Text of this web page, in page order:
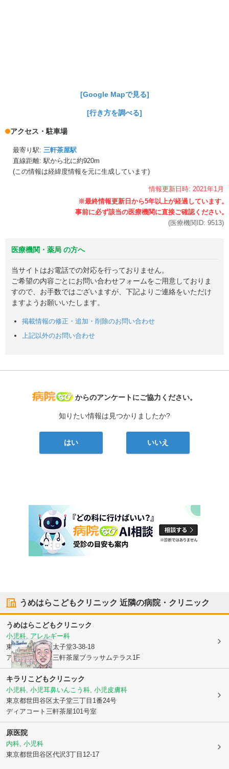
[Google Mapで見る]
[行き方を調べる]
アクセス・駐車場
最寄り駅: 三軒茶屋駅
直線距離: 駅から北に約920m
(この情報は経緯度情報を元に生成しています)
情報更新日時: 2021年1月
(医療機関ID: 9513)
医療機関・薬局 の方へ
当サイトはお電話での対応を行っておりません。
ご希望の内容ごとにお問い合わせフォームをご用意しておりま
すので、お手数ではございますが、下記よりご連絡をいただけ
ますようお願いいたします。
掲載情報の修正・追加・削除のお問い合わせ
上記以外のお問い合わせ
病院なび
からのアンケートにご協力ください。
知りたい情報は見つかりましたか?
はい いいえ
うめはらこどもクリニック 近隣の病院・クリニック
うめはらこどもクリニック
小児科, アレルギー科
東京都世田谷区太子堂3-38-18
アパートメンツ三軒茶屋ブラッサムテラス1F
キラリこどもクリニック
小児科, 小児耳鼻いんこう科, 小児皮膚科
東京都世田谷区太子堂三丁目1番24号
ディアコート三軒茶屋101号室
原医院
内科, 小児科
東京都世田谷区代沢3丁目12-17